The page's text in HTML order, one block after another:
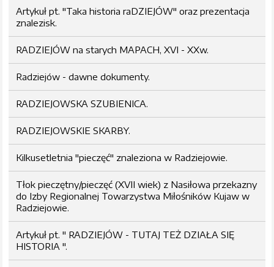
Artykuł pt. "Taka historia raDZIEJÓW" oraz prezentacja
znalezisk.
RADZIEJÓW na starych MAPACH, XVI - XXw.
Radziejów - dawne dokumenty.
RADZIEJOWSKA SZUBIENICA.
RADZIEJOWSKIE SKARBY.
Kilkusetletnia "pieczęć" znaleziona w Radziejowie.
Tłok pieczętny/pieczęć (XVII wiek) z Nasiłowa przekazny
do Izby Regionalnej Towarzystwa Miłośników Kujaw w
Radziejowie.
Artykuł pt. " RADZIEJÓW - TUTAJ TEŻ DZIAŁA SIĘ
HISTORIA ".